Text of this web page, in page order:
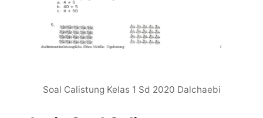
Soal Calistung Kelas 1 Sd 2020 Dalchaebi